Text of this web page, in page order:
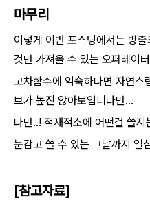
마무리
이렇게 이번 포스팅에서는 방
것만 가져올 수 있는 오퍼레이
고차함수에 익숙하다면 자연스
브가 높진 않아보입니다만...
다만..! 적재적소에 어떤걸 쓸
눈감고 쓸 수 있는 그날까지 열
[참고자료]